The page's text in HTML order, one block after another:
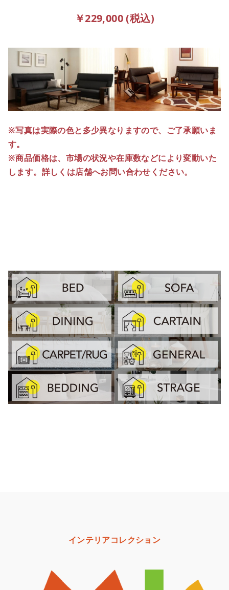
￥229,000 (税込)
※写真は実際の色と多少異なりますので、ご了承願いま
す。
※商品価格は、市場の状況や在庫数などにより変動いた
します。詳しくは店舗へお問い合わせください。
インテリアコレクション